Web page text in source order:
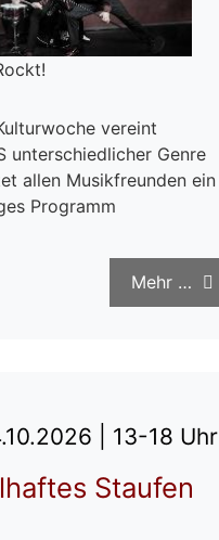
vereint
unterschiedlicher Genre
allen Musikfreunden ein
Programm
Mehr …
| 13-18 Uhr
Staufen